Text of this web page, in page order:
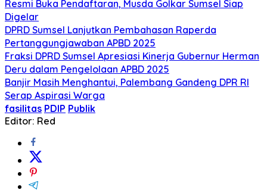
Resmi Buka Pendaftaran, Musda Golkar Sumsel Siap
Digelar
DPRD Sumsel Lanjutkan Pembahasan Raperda
Pertanggungjawaban APBD 2025
Fraksi DPRD Sumsel Apresiasi Kinerja Gubernur Herman
Deru dalam Pengelolaan APBD 2025
Banjir Masih Menghantui, Palembang Gandeng DPR RI
Serap Aspirasi Warga
fasilitas PDIP Publik
Editor: Red